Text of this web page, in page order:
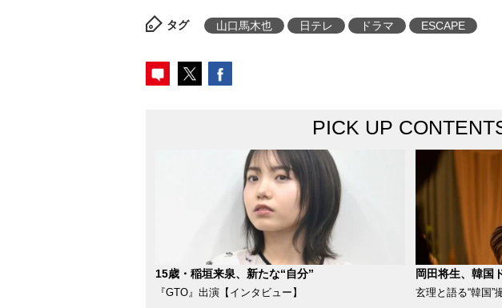
タグ 山口馬木也 日テレ ドラマ ESCAPE
PICK UP
15歳・稲垣来泉、新たな“自分”
『GTO』出演【インタビュー】
岡田将生、韓国
玄理と語る“韓国”